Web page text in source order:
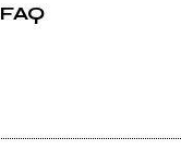
FAQ